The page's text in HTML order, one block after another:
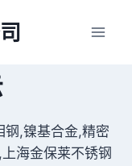
钢,镍基合金,精密
海金保莱不锈钢